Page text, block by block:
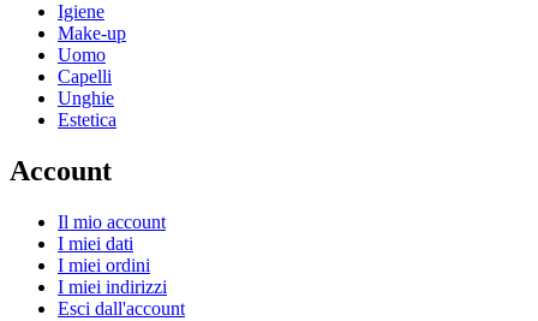
Igiene
Make-up
Uomo
Capelli
Unghie
Estetica
Account
Il mio account
I miei dati
I miei ordini
I miei indirizzi
Esci dall'account